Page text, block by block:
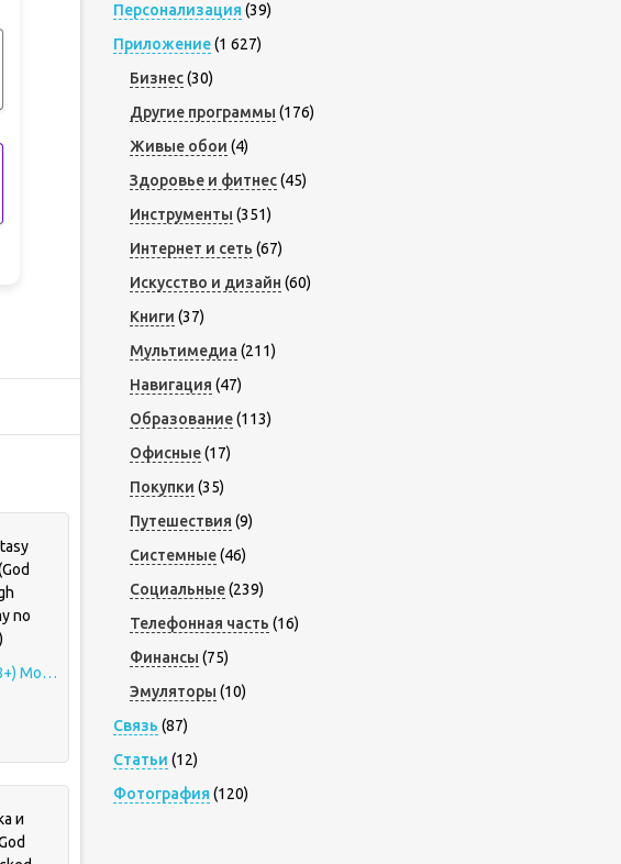
Eros Fantasy (18+) Mod (God mode/High DMG/Enemy no Energy)
Персонализация (39)
Приложение(1 627)
Бизнес(30)
Другие программы (176)
Живые обои (4)
Здоровье и фитнес(45)
Инструменты (351)
Интернет и сеть (67)
Искусство и дизайн (60)
Книги (37)
Мультимедиа (211)
Навигация (47)
Образование(113)
Офисные(17)
Покупки (35)
Путешествия (9)
Системные(46)
Социальные(239)
Телефонная часть (16)
Финансы (75)
Эмуляторы (10)
Связь (87)
Статьи (12)
Фотография (120)